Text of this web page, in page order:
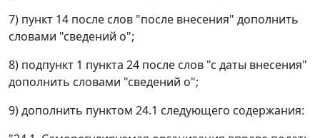
7) пункт 14 после слов "после внесения" дополнить
словами "сведений о";
8) подпункт 1 пункта 24 после слов "с даты внесения"
дополнить словами "сведений о";
9) дополнить пунктом 24.1 следующего содержания: